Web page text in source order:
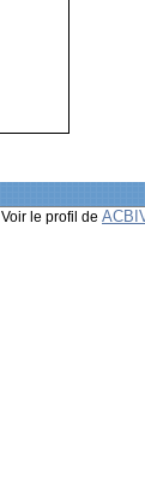
Voir le profil de